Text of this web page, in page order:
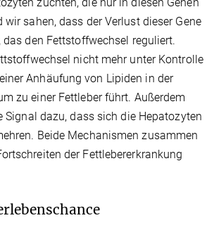
wir sahen, dass der Verlust dieser Gene
den Fettstoffwechsel reguliert.
nicht mehr unter Kontrolle
Anhäufung von Lipiden in der
zu einer Fettleber führt. Außerdem
Signal dazu, dass sich die Hepatozyten
Beide Mechanismen zusammen
der Fettlebererkrankung